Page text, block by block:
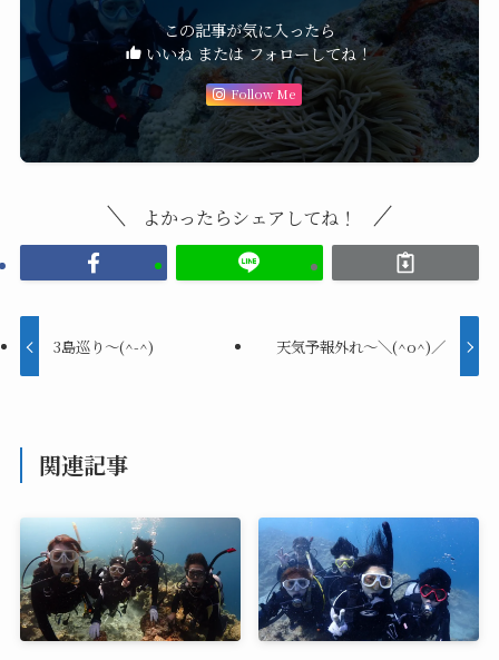
この記事が気に入ったら
いいね または フォローしてね！
Follow Me
よかったらシェアしてね！
3島巡り〜(^-^) 天気予報外れ〜＼(^o^)／
関連記事